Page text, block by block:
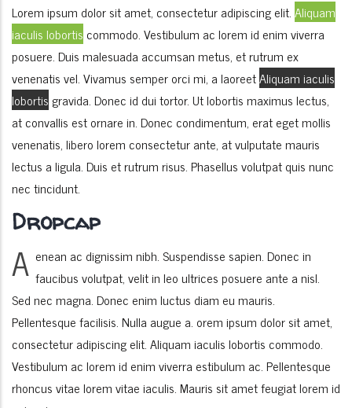
Lorem ipsum dolor sit amet, consectetur adipiscing elit.Aliquam
iaculis lobortis commodo. Vestibulum ac lorem id enim viverra
posuere. Duis malesuada accumsan metus, et rutrum ex
venenatis vel. Vivamus semper orci mi, a laoreetAliquam iaculis
lobortis gravida. Donec id dui tortor. Ut lobortis maximus lectus,
at convallis est ornare in. Donec condimentum, erat eget mollis
venenatis, libero lorem consectetur ante, at vulputate mauris
lectus a ligula. Duis et rutrum risus. Phasellus volutpat quis nunc
nec tincidunt.
Dropcap
A enean ac dignissim nibh. Suspendisse sapien. Donec in
faucibus volutpat, velit in leo ultrices posuere ante a nisl.
Sed nec magna. Donec enim luctus diam eu mauris.
Pellentesque facilisis. Nulla augue a. orem ipsum dolor sit amet,
consectetur adipiscing elit. Aliquam iaculis lobortis commodo.
Vestibulum ac lorem id enim viverra estibulum ac. Pellentesque
rhoncus vitae lorem vitae iaculis. Mauris sit amet feugiat lorem id